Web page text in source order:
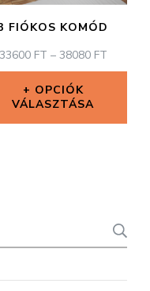
változatok
a
választhatók
FIÓKOS KOMÓD
33600 FT – 38080 FT
33600
OPCIÓK
VÁLASZTÁSA
variációja